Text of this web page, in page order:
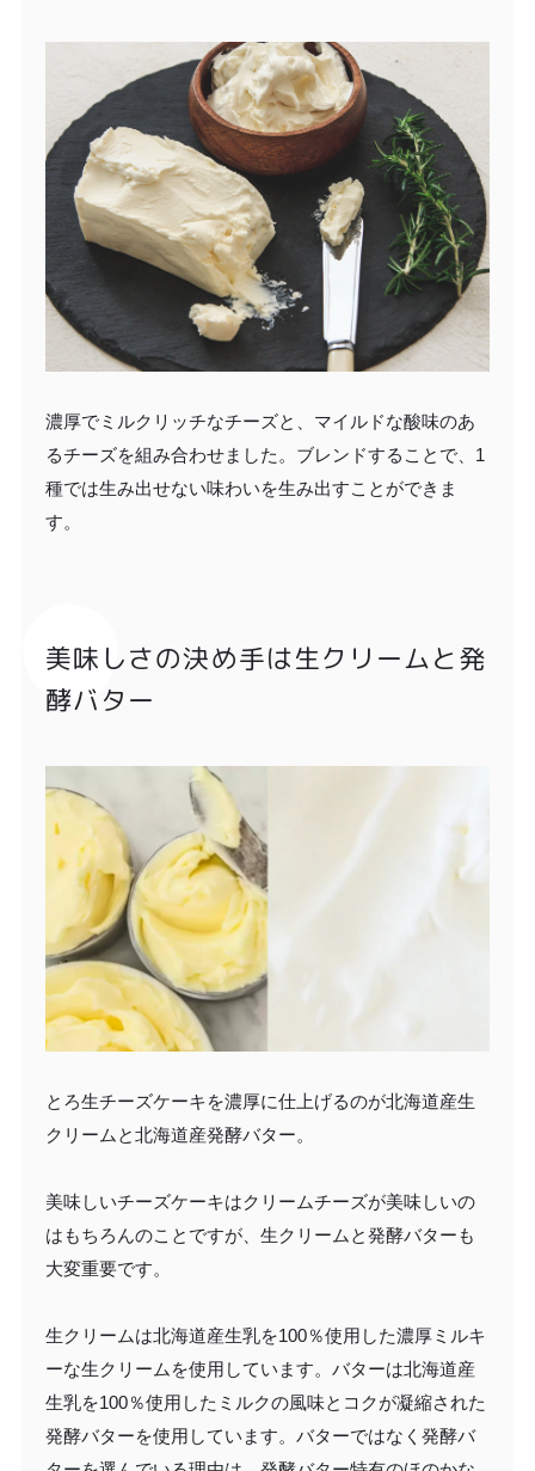
濃厚でミルクリッチなチーズと、マイルドな酸味のあ
るチーズを組み合わせました。ブレンドすることで、1
種では生み出せない味わいを生み出すことができま
す。
美味しさの決め手は生クリームと発
酵バター
とろ生チーズケーキを濃厚に仕上げるのが北海道産生
クリームと北海道産発酵バター。
美味しいチーズケーキはクリームチーズが美味しいの
はもちろんのことですが、生クリームと発酵バターも
大変重要です。
生クリームは北海道産生乳を100％使用した濃厚ミルキ
ーな生クリームを使用しています。バターは北海道産
生乳を100％使用したミルクの風味とコクが凝縮された
発酵バターを使用しています。バターではなく発酵バ